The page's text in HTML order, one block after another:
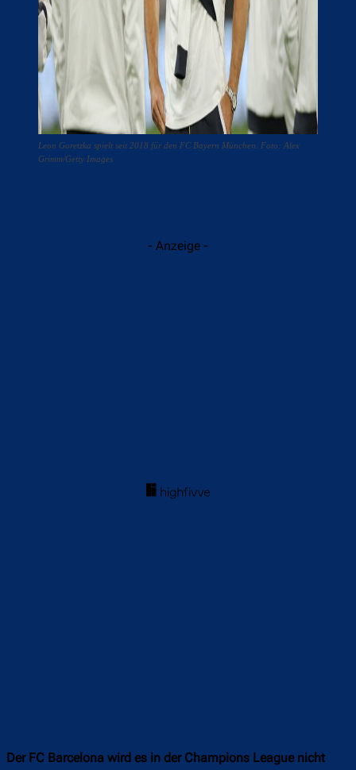
Leon Goretzka spielt seit 2018 für den FC Bayern München. Foto: Alex
Grimm/Getty Images
- Anzeige -
Der FC Barcelona wird es in der Champions League nicht